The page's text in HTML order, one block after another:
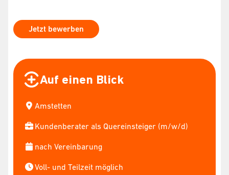
Jetzt bewerben
Auf einen Blick
Amstetten
Kundenberater als Quereinsteiger (m/w/d)
nach Vereinbarung
Voll- und Teilzeit möglich